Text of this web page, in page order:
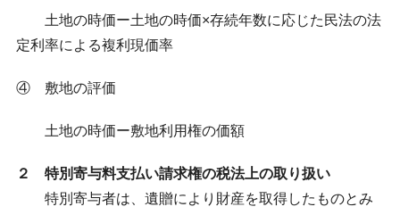
土地の時価ー土地の時価×存続年数に応じた民法の法
定利率による複利現価率
④ 敷地の評価
土地の時価ー敷地利用権の価額
２ 特別寄与料支払い請求権の税法上の取り扱い
特別寄与者は、遺贈により財産を取得したものとみ